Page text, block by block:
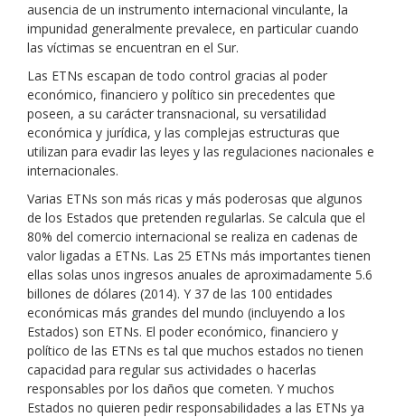
ausencia de un instrumento internacional vinculante, la
impunidad generalmente prevalece, en particular cuando
las víctimas se encuentran en el Sur.
Las ETNs escapan de todo control gracias al poder
económico, financiero y político sin precedentes que
poseen, a su carácter transnacional, su versatilidad
económica y jurídica, y las complejas estructuras que
utilizan para evadir las leyes y las regulaciones nacionales e
internacionales.
Varias ETNs son más ricas y más poderosas que algunos
de los Estados que pretenden regularlas. Se calcula que el
80% del comercio internacional se realiza en cadenas de
valor ligadas a ETNs. Las 25 ETNs más importantes tienen
ellas solas unos ingresos anuales de aproximadamente 5.6
billones de dólares (2014). Y 37 de las 100 entidades
económicas más grandes del mundo (incluyendo a los
Estados) son ETNs. El poder económico, financiero y
político de las ETNs es tal que muchos estados no tienen
capacidad para regular sus actividades o hacerlas
responsables por los daños que cometen. Y muchos
Estados no quieren pedir responsabilidades a las ETNs ya